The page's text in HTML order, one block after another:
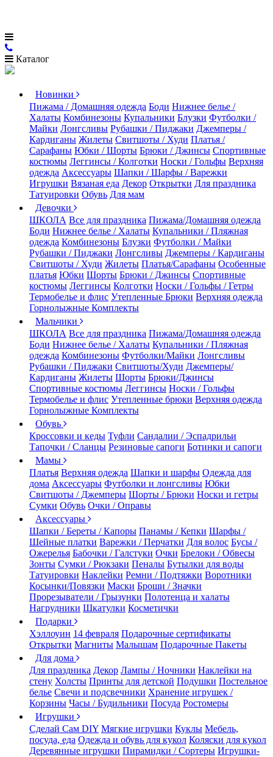
Каталог
Новинки
Пижама / Домашняя одежда Боди Нижнее белье /
Халаты Комбинезоны Купальники Блузки Футболки /
Майки Лонгсливы Рубашки / Пиджаки Джемперы /
Кардиганы Жилеты Свитшоты / Худи Платья /
Сарафаны Юбки / Шорты Брюки / Джинсы Спортивные
костюмы Леггинсы / Колготки Носки / Гольфы Верхняя
одежда Аксессуары Шапки / Шарфы / Варежки
Игрушки Вязаная еда Декор Открытки Для праздника
Татуировки Обувь Для мам
Девочки
ШКОЛА Все для праздника Пижама/Домашняя одежда
Боди Нижнее белье / Халаты Купальники / Пляжная
одежда Комбинезоны Блузки Футболки / Майки
Рубашки / Пиджаки Лонгсливы Джемперы / Кардиганы
Свитшоты / Худи Жилеты Платья/Сарафаны Особенные
платья Юбки Шорты Брюки / Джинсы Спортивные
костюмы Леггинсы Колготки Носки / Гольфы / Гетры
Термобелье и флис Утепленные Брюки Верхняя одежда
Горнолыжные Комплекты
Мальчики
ШКОЛА Все для праздника Пижама/Домашняя одежда
Боди Нижнее белье / Халаты Купальники / Пляжная
одежда Комбинезоны Футболки/Майки Лонгсливы
Рубашки / Пиджаки Свитшоты/Худи Джемперы/
Кардиганы Жилеты Шорты Брюки/Джинсы
Спортивные костюмы Леггинсы Носки / Гольфы
Термобелье и флис Утепленные брюки Верхняя одежда
Горнолыжные Комплекты
Обувь
Кроссовки и кеды Туфли Сандалии / Эспадрильи
Тапочки / Сланцы Резиновые сапоги Ботинки и сапоги
Мамы
Платья Верхняя одежда Шапки и шарфы Одежда для
дома Аксессуары Футболки и лонгсливы Юбки
Свитшоты / Джемперы Шорты / Брюки Носки и гетры
Сумки Обувь Очки / Оправы
Аксессуары
Шапки / Береты / Капоры Панамы / Кепки Шарфы /
Шейные платки Варежки / Перчатки Для волос Бусы /
Ожерелья Бабочки / Галстуки Очки Брелоки / Обвесы
Зонты Сумки / Рюкзаки Пеналы Бутылки для воды
Татуировки Наклейки Ремни / Подтяжки Воротники
Косынки/Повязки Маски Броши / Значки
Прорезыватели / Грызунки Полотенца и халаты
Нагрудники Шкатулки Косметички
Подарки
Хэллоуин 14 февраля Подарочные сертификаты
Открытки Магниты Малышам Подарочные Пакеты
Для дома
Для праздника Декор Лампы / Ночники Наклейки на
стену Холсты Принты для детской Подушки Постельное
белье Свечи и подсвечники Хранение игрушек /
Корзины Часы / Будильники Посуда Ростомеры
Игрушки
Сделай Сам DIY Мягкие игрушки Куклы Мебель,
посуда, еда Одежда и обувь для кукол Коляски для кукол
Деревянные игрушки Пирамидки / Сортеры Игрушки-